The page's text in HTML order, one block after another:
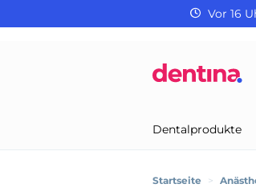
Vor 16
Dentalprodukte
Startseite >